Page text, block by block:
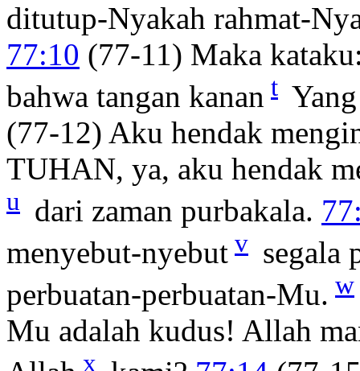
ditutup-Nyakah rahmat-
77:10 (77-11) Maka
bahwa tangan kanan t
(77-12) Aku hendak
TUHAN, ya, aku hendak
u dari zaman purbakala.
menyebut-nyebut v segala
perbuatan-perbuatan-Mu. w
Mu adalah kudus! Allah
x